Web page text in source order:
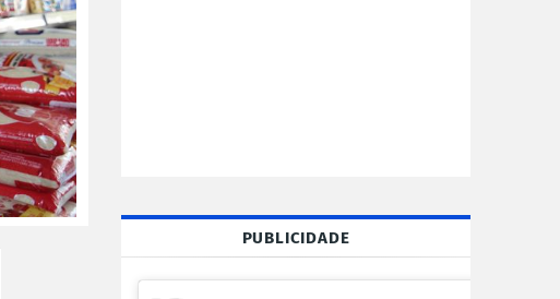
PUBLICIDADE